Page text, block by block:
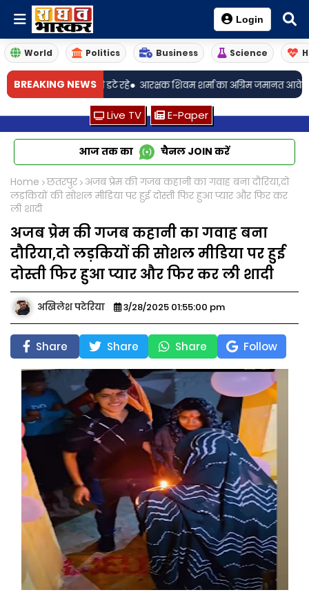
Login
World Politics Business Science
BREAKING NEWS
बारिश में भी डटे रहे• आरक्षक शिवम शर्मा का अग्रिम जमानत आवेदन खारिज•
Live TV E-Paper
आज तक का चैनल JOIN करें
Home छतरपुर अजब प्रेम की गजब कहानी का गवाह बना दौरिया,दो
लड़कियों की सोशल मीडिया पर हुई दोस्ती फिर हुआ प्यार और फिर कर
ली शादी
अजब प्रेम की गजब कहानी का गवाह बना
दौरिया,दो लड़कियों की सोशल मीडिया पर हुई
दोस्ती फिर हुआ प्यार और फिर कर ली शादी
अखिलेश पटेरिया 3/28/2025 01:55:00 pm
Share Share Share Follow